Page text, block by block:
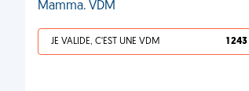
Mamma. VDM
JE VALIDE, C'EST UNE VDM 1 243